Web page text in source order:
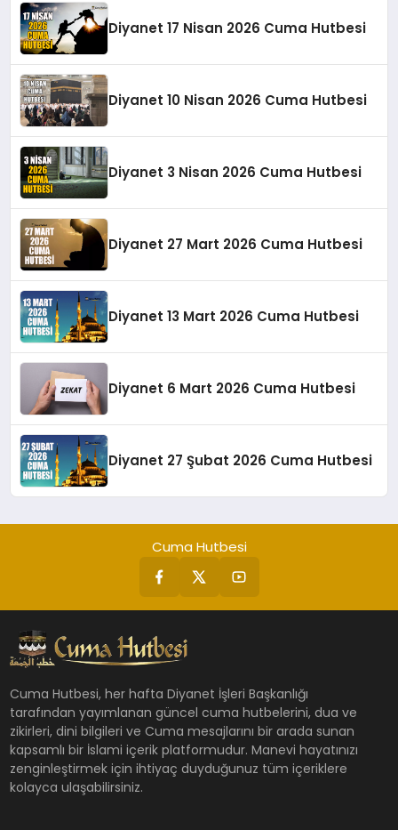
Diyanet 17 Nisan 2026 Cuma Hutbesi
Diyanet 10 Nisan 2026 Cuma Hutbesi
Diyanet 3 Nisan 2026 Cuma Hutbesi
Diyanet 27 Mart 2026 Cuma Hutbesi
Diyanet 13 Mart 2026 Cuma Hutbesi
Diyanet 6 Mart 2026 Cuma Hutbesi
Diyanet 27 Şubat 2026 Cuma Hutbesi
Cuma Hutbesi
Cuma Hutbesi, her hafta Diyanet İşleri Başkanlığı
tarafından yayımlanan güncel cuma hutbelerini, dua ve
zikirleri, dini bilgileri ve Cuma mesajlarını bir arada sunan
kapsamlı bir İslami içerik platformudur. Manevi hayatınızı
zenginleştirmek için ihtiyaç duyduğunuz tüm içeriklere
kolayca ulaşabilirsiniz.